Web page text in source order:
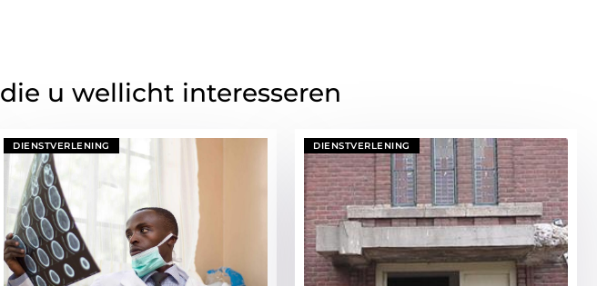
die u wellicht interesseren
DIENSTVERLENING DIENSTVERLENING